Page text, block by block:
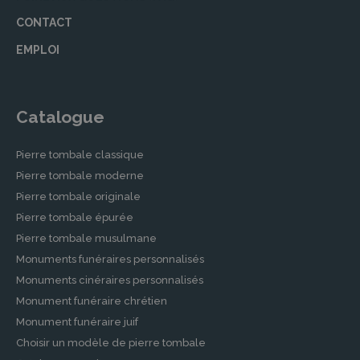
et de monuments funéraires pour répondre à
proches des choix difficiles en période de deuil.
contrats obsèques adaptés, garantissant que
vos volontés seront respectées et que vos
proches seront soutenus. Ces contrats incluent
une consultation approfondie pour définir les
prestations souhaitées.
Démarches après un Décès à
PLUGUFFAN
Accompagnement dans les démarches
CONTACT
EMPLOI
Catalogue
Pierre tombale classique
Pierre tombale moderne
Pierre tombale originale
Pierre tombale épurée
Pierre tombale musulmane
Monuments funéraires personnalisés
Monuments cinéraires personnalisés
Monument funéraire chrétien
Monument funéraire juif
Choisir un modèle de pierre tombale